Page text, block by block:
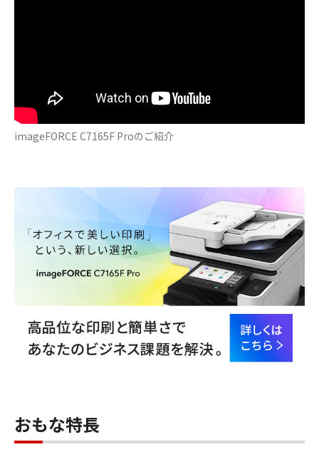
imageFORCE C7165F Proのご紹介
おもな特長